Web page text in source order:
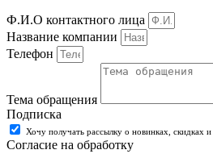
Ф.И.О контактного лица
Название компании
Телефон
Тема обращения
Подписка
Хочу получать рассылку о новинках, скидках
Согласие на обработку